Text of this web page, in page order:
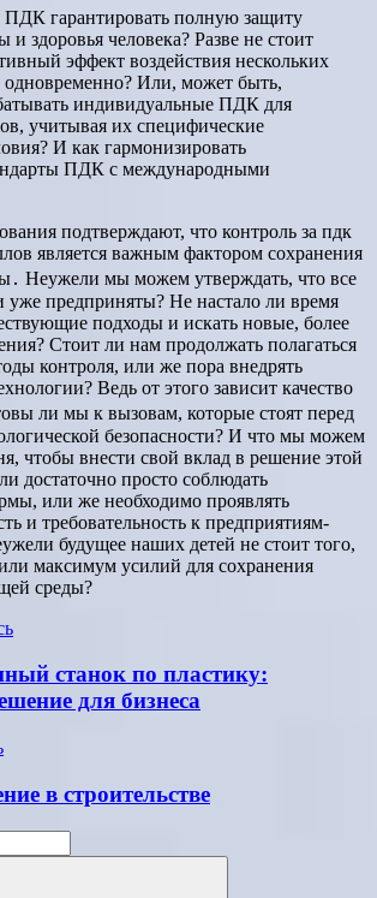
гарантировать полную защиту
здоровья человека? Разве не стоит
эффект воздействия нескольких
одновременно? Или, может быть,
индивидуальные ПДК для
учитывая их специфические
И как гармонизировать
ПДК с международными
подтверждают, что контроль за пдк
является важным фактором сохранения
Неужели мы можем утверждать, что все
уже предприняты? Не настало ли время
подходы и искать новые, более
Стоит ли нам продолжать полагаться
контроля, или же пора внедрять
Ведь от этого зависит качество
ли мы к вызовам, которые стоят перед
безопасности? И что мы можем
чтобы внести свой вклад в решение этой
достаточно просто соблюдать
или же необходимо проявлять
и требовательность к предприятиям-
будущее наших детей не стоит того,
максимум усилий для сохранения
среды?
станок по пластику:
для бизнеса
в строительстве